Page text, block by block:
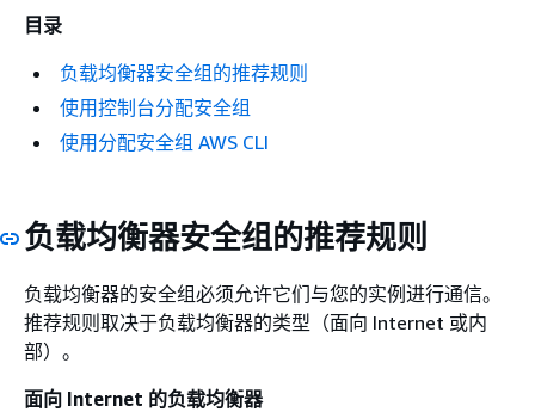
目录
负载均衡器安全组的推荐规则
使用控制台分配安全组
使用分配安全组 AWS CLI
负载均衡器安全组的推荐规则
负载均衡器的安全组必须允许它们与您的实例进行通信。
推荐规则取决于负载均衡器的类型（面向 Internet 或内
部）。
面向 Internet 的负载均衡器